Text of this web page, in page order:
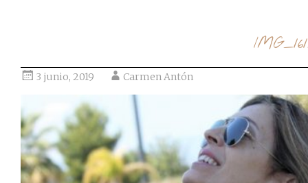
3 junio, 2019 Carmen Antón